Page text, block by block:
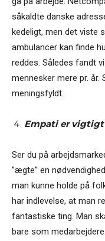
såkaldte danske
kedeligt, men det viste
ambulancer kan finde
reddes. Således fandt
mennesker mere pr. år.
meningsfyldt.
Empati er vigtigt
Ser du på
”ægte” en
man kunne holde på
har indlevelse, at man
fantastiske ting. Man
bare som